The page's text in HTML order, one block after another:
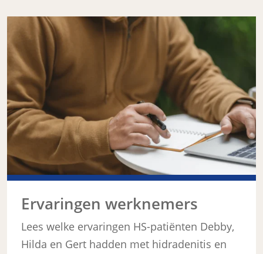
Ervaringen werknemers
Lees welke ervaringen HS-patiënten Debby,
Hilda en Gert hadden met hidradenitis en